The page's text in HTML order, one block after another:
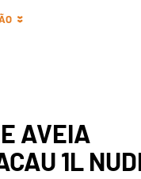
AVEIA
1L